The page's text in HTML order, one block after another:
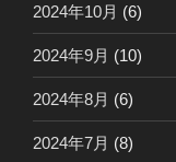
2024年10月 (6)
2024年9月 (10)
2024年8月 (6)
2024年7月 (8)